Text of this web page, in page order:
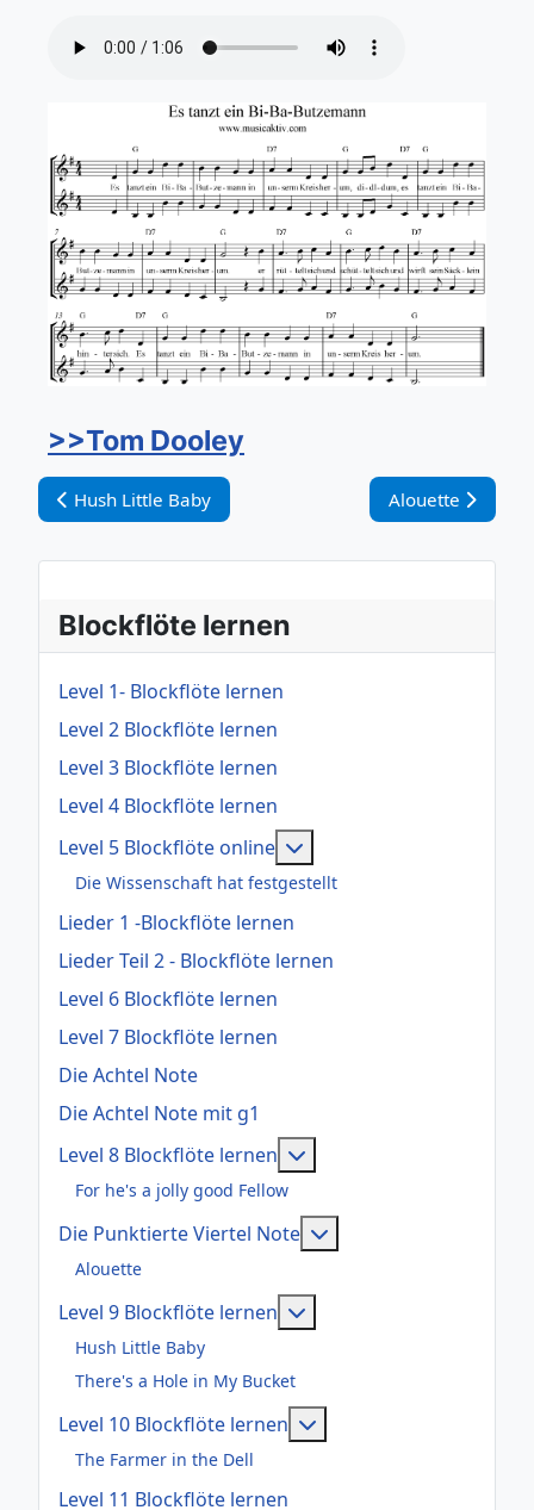
>>Tom Dooley
Vorheriger Beitrag: Hush Little Baby
Hush Little Baby Nächster
Alouette
Blockflöte lernen
Level 1- Blockflöte lernen
Level 2 Blockflöte lernen
Level 3 Blockflöte lernen
Level 4 Blockflöte lernen
Level 5 Blockflöte online
Die Wissenschaft hat festgestellt
Lieder 1 -Blockflöte lernen
Lieder Teil 2 - Blockflöte lernen
Level 6 Blockflöte lernen
Level 7 Blockflöte lernen
Die Achtel Note
Die Achtel Note mit g1
Level 8 Blockflöte lernen
For he's a jolly good Fellow
Die Punktierte Viertel Note
Alouette
Level 9 Blockflöte lernen
Hush Little Baby
There's a Hole in My Bucket
Level 10 Blockflöte lernen
The Farmer in the Dell
Level 11 Blockflöte lernen